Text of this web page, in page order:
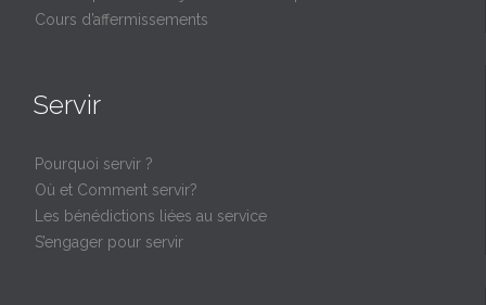
Cours d’affermissements
Servir
Pourquoi servir ?
Où et Comment servir?
Les bénédictions liées au service
S’engager pour servir